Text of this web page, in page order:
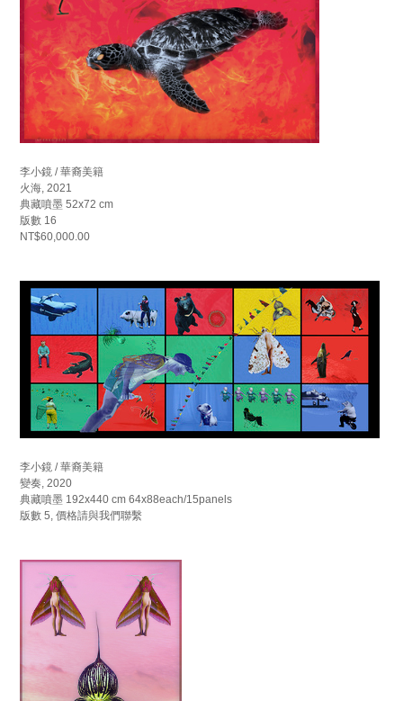
李小鏡 / 華裔美籍
火海, 2021
典藏噴墨 52x72 cm
版數 16
NT$60,000.00
李小鏡 / 華裔美籍
變奏, 2020
典藏噴墨 192x440 cm 64x88each/15panels
版數 5, 價格請與我們聯繫